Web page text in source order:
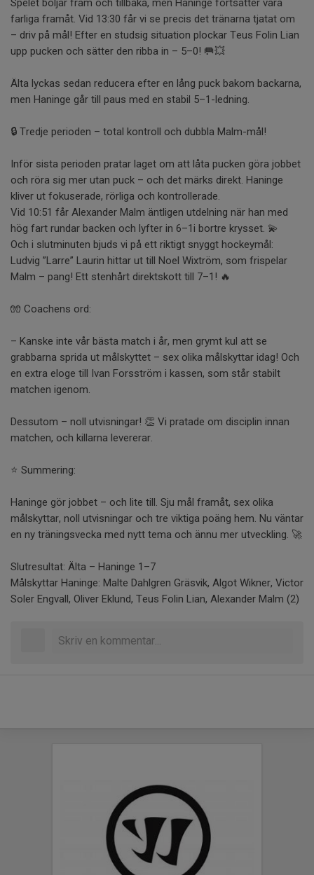
Spelet böljar fram och tillbaka, men Haninge fortsätter vara
farliga framåt. Vid 13:30 får vi se precis det tränarna tjatat om
– driv på mål! Efter en studsig situation plockar Teus Folin Lian
upp pucken och sätter den ribba in – 5–0! 🥅💥
Älta lyckas sedan reducera efter en lång puck bakom backarna,
men Haninge går till paus med en stabil 5–1-ledning.
🔒 Tredje perioden – total kontroll och dubbla Malm-mål!
Inför sista perioden pratar laget om att låta pucken göra jobbet
och röra sig mer utan puck – och det märks direkt. Haninge
kliver ut fokuserade, rörliga och kontrollerade.
Vid 10:51 får Alexander Malm äntligen utdelning när han med
hög fart rundar backen och lyfter in 6–1i bortre krysset. 💫
Och i slutminuten bjuds vi på ett riktigt snyggt hockeymål:
Ludvig ”Larre” Laurin hittar ut till Noel Wixtröm, som frispelar
Malm – pang! Ett stenhårt direktskott till 7–1! 🔥
🧤 Coachens ord:
– Kanske inte vår bästa match i år, men grymt kul att se
grabbarna sprida ut målskyttet – sex olika målskyttar idag! Och
en extra eloge till Ivan Forsström i kassen, som står stabilt
matchen igenom.
Dessutom – noll utvisningar! 👏 Vi pratade om disciplin innan
matchen, och killarna levererar.
⭐ Summering:
Haninge gör jobbet – och lite till. Sju mål framåt, sex olika
målskyttar, noll utvisningar och tre viktiga poäng hem. Nu väntar
en ny träningsvecka med nytt tema och ännu mer utveckling. 🚀
Slutresultat: Älta – Haninge 1–7
Målskyttar Haninge: Malte Dahlgren Gräsvik, Algot Wikner, Victor
Soler Engvall, Oliver Eklund, Teus Folin Lian, Alexander Malm (2)